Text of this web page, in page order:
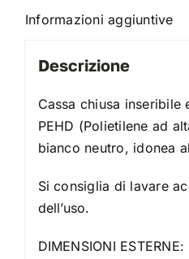
Informazioni aggiuntive
Descrizione
Cassa chiusa
PEHD (Polietilene ad
bianco neutro, idonea
Si consiglia di lavare
dell’uso.
DIMENSIONI